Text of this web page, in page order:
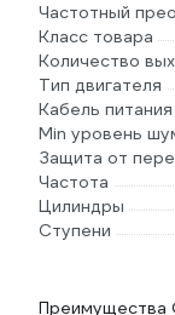
Частотный
Класс товара
Количество
Тип двигателя
Кабель
Min уровень
Защита от
Частота
Цилиндры
Ступени
Преимущества